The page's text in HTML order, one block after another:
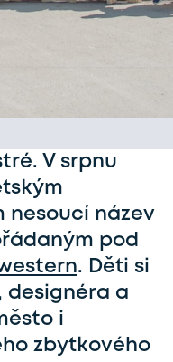
V srpnu
nesoucí název
pod
. Děti si
designéra a
i
zbytkového